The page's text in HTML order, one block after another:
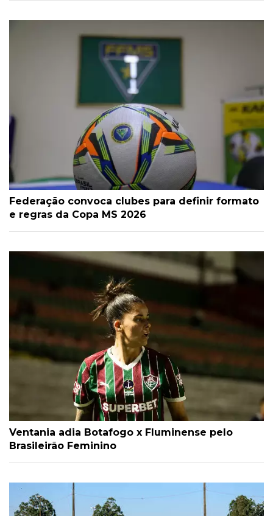
Federação convoca clubes para definir formato
e regras da Copa MS 2026
Ventania adia Botafogo x Fluminense pelo
Brasileirão Feminino